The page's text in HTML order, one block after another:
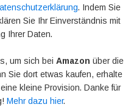
. Indem Sie
Sie Ihr Einverständnis mit
Ihrer Daten.
um sich bei Amazon über die
Sie dort etwas kaufen, erhalte
kleine Provision. Danke für
Mehr dazu hier.